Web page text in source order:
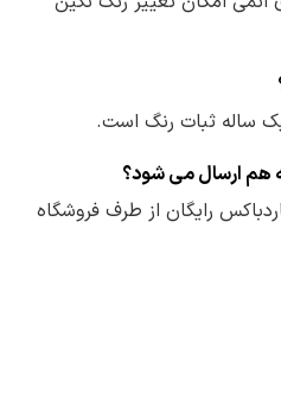
یک ساله ثبات رنگ است.
هم ارسال می شود؟
رایگان از طرف فروشگاه